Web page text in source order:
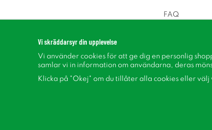
FAQ
Vi skräddarsyr din upplevelse
Vi använder cookies för att ge dig en personlig
samlar vi in information om användarna, deras
Klicka på "Okej" om du tillåter alla cookies eller